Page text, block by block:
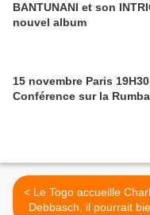
BANTUNANI et son
nouvel album
15 novembre Paris
Conférence sur la
< Le Togo accueille Charles
Debbasch, il pourrait bien